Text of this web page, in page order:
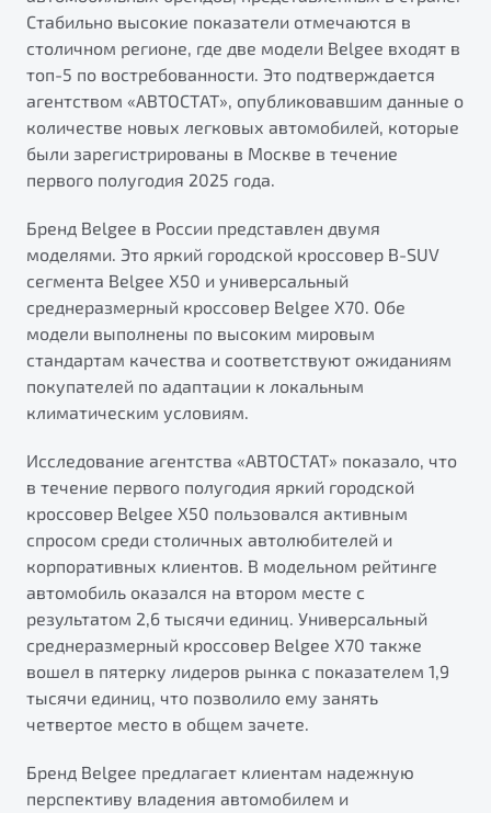
от 1 699 990 ₽*
Обзор В наличии
X70
Универсальный кроссовер
от 2 499 990 ₽*
Подробно
Автомобили в наличии
Тест-драйв
Спецпредложения
Будьте еще более уверены на дорогах с программой
"Помощь на дорогах"
Преимущества программы
Запись на сервис
Калькулятор ТО
Клиентская поддержка
Стабильно высокие показатели отмечаются в
столичном регионе, где две модели Belgee входят в
топ-5 по востребованности. Это подтверждается
агентством «АВТОСТАТ», опубликовавшим данные о
количестве новых легковых автомобилей, которые
были зарегистрированы в Москве в течение
первого полугодия 2025 года.
Бренд Belgee в России представлен двумя
моделями. Это яркий городской кроссовер B-SUV
сегмента Belgee X50 и универсальный
среднеразмерный кроссовер Belgee X70. Обе
модели выполнены по высоким мировым
стандартам качества и соответствуют ожиданиям
покупателей по адаптации к локальным
климатическим условиям.
Исследование агентства «АВТОСТАТ» показало, что
в течение первого полугодия яркий городской
кроссовер Belgee X50 пользовался активным
спросом среди столичных автолюбителей и
корпоративных клиентов. В модельном рейтинге
автомобиль оказался на втором месте с
результатом 2,6 тысячи единиц. Универсальный
среднеразмерный кроссовер Belgee X70 также
вошел в пятерку лидеров рынка с показателем 1,9
тысячи единиц, что позволило ему занять
четвертое место в общем зачете.
Бренд Belgee предлагает клиентам надежную
перспективу владения автомобилем и